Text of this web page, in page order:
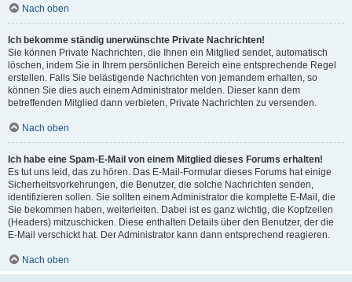
Nach oben
Ich bekomme ständig unerwünschte Private Nachrichten!
Sie können Private Nachrichten, die Ihnen ein Mitglied sendet, automatisch
löschen, indem Sie in Ihrem persönlichen Bereich eine entsprechende Regel
erstellen. Falls Sie belästigende Nachrichten von jemandem erhalten, so
können Sie dies auch einem Administrator melden. Dieser kann dem
betreffenden Mitglied dann verbieten, Private Nachrichten zu versenden.
Nach oben
Ich habe eine Spam-E-Mail von einem Mitglied dieses Forums erhalten!
Es tut uns leid, das zu hören. Das E-Mail-Formular dieses Forums hat einige
Sicherheitsvorkehrungen, die Benutzer, die solche Nachrichten senden,
identifizieren sollen. Sie sollten einem Administrator die komplette E-Mail, die
Sie bekommen haben, weiterleiten. Dabei ist es ganz wichtig, die Kopfzeilen
(Headers) mitzuschicken. Diese enthalten Details über den Benutzer, der die
E-Mail verschickt hat. Der Administrator kann dann entsprechend reagieren.
Nach oben